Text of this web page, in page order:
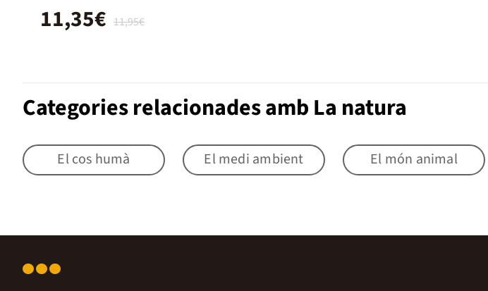
11,95€
11,35€
Categories relacionades amb La natura
El cos humà El medi ambient El món animal